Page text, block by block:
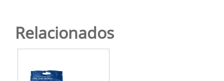
Relacionados